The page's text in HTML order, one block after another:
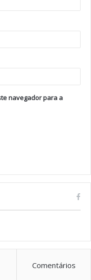
Ministro
navegador para a
Comentários